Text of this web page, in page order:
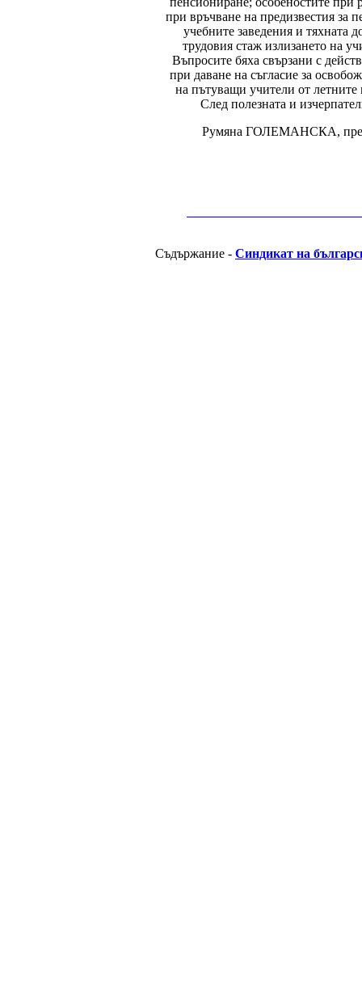
при връчване на предизвестия за
учебните заведения и тяхната
трудовия стаж излизането на
Въпросите бяха свързани с
при даване на съгласие за
на пътуващи учители от летните
След полезната и
Румяна ГОЛЕМАНСКА,
Съдържание - Синдикат на